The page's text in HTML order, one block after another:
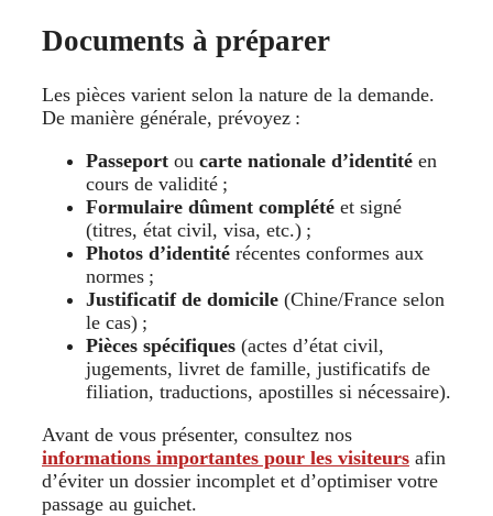
Documents à préparer
Les pièces varient selon la nature de la demande.
De manière générale, prévoyez :
Passeport ou carte nationale d’identité en
cours de validité ;
Formulaire dûment complété et signé
(titres, état civil, visa, etc.) ;
Photos d’identité récentes conformes aux
normes ;
Justificatif de domicile (Chine/France selon
le cas) ;
Pièces spécifiques (actes d’état civil,
jugements, livret de famille, justificatifs de
filiation, traductions, apostilles si nécessaire).
Avant de vous présenter, consultez nos
informations importantes pour les visiteurs afin
d’éviter un dossier incomplet et d’optimiser votre
passage au guichet.